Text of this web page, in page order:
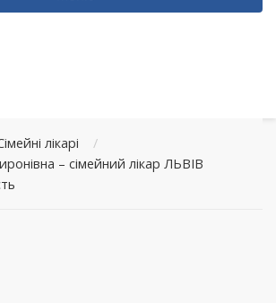
лікарі
/
– сімейний лікар ЛЬВІВ